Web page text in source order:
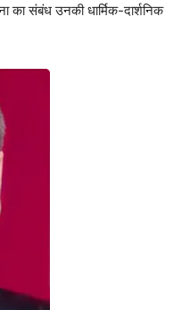
का संबंध उनकी धार्मिक-दार्शनिक